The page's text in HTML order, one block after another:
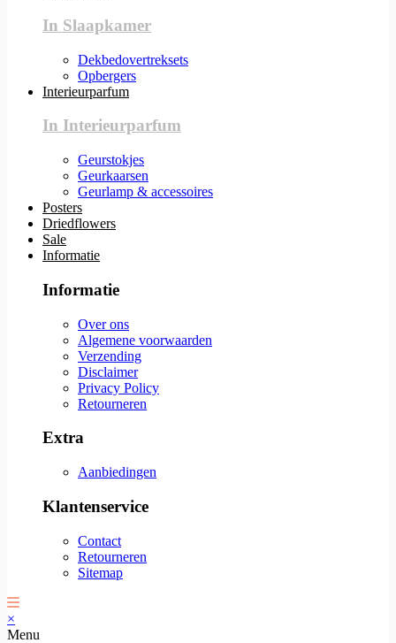
In Slaapkamer
Dekbedovertreksets
Opbergers
Interieurparfum
In Interieurparfum
Geurstokjes
Geurkaarsen
Geurlamp & accessoires
Posters
Driedflowers
Sale
Informatie
Informatie
Over ons
Algemene voorwaarden
Verzending
Disclaimer
Privacy Policy
Retourneren
Extra
Aanbiedingen
Klantenservice
Contact
Retourneren
Sitemap
×
Menu